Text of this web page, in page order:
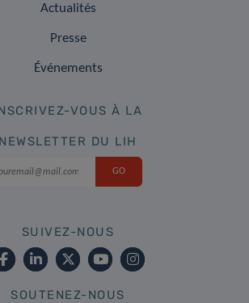
Actualités
Presse
Événements
VOUS À LA
NEWSLETTER DU LIH
SUIVEZ-NOUS
SOUTENEZ-NOUS